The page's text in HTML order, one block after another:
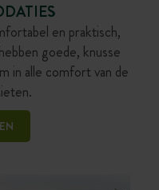
en praktisch,
goede, knusse
in alle comfort van de